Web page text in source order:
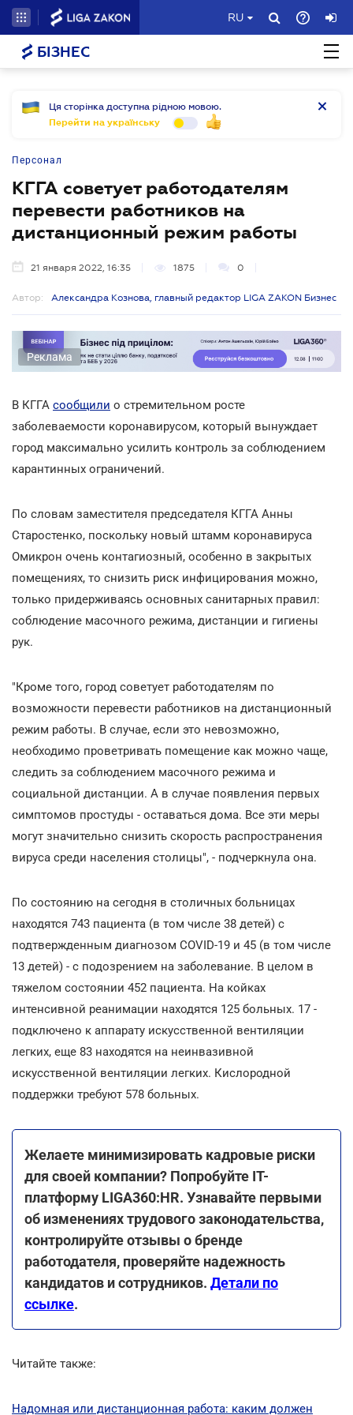
RU
БІЗНЕС
Ця сторінка доступна рідною мовою.
Перейти на українську
Персонал
КГГА советует работодателям
перевести работников на
дистанционный режим работы
21 января 2022, 16:35 1875 0
Автор: Александра Кознова, главный редактор LIGA ZAKON Бизнес
Реклама
В КГГА сообщили о стремительном росте
заболеваемости коронавирусом, который вынуждает
город максимально усилить контроль за соблюдением
карантинных ограничений.
По словам заместителя председателя КГГА Анны
Старостенко, поскольку новый штамм коронавируса
Омикрон очень контагиозный, особенно в закрытых
помещениях, то снизить риск инфицирования можно,
только придерживаясь основных санитарных правил:
соблюдение масочного режима, дистанции и гигиены
рук.
"Кроме того, город советует работодателям по
возможности перевести работников на дистанционный
режим работы. В случае, если это невозможно,
необходимо проветривать помещение как можно чаще,
следить за соблюдением масочного режима и
социальной дистанции. А в случае появления первых
симптомов простуды - оставаться дома. Все эти меры
могут значительно снизить скорость распространения
вируса среди населения столицы", - подчеркнула она.
По состоянию на сегодня в столичных больницах
находятся 743 пациента (в том числе 38 детей) с
подтвержденным диагнозом COVID-19 и 45 (в том числе
13 детей) - с подозрением на заболевание. В целом в
тяжелом состоянии 452 пациента. На койках
интенсивной реанимации находятся 125 больных. 17 -
подключено к аппарату искусственной вентиляции
легких, еще 83 находятся на неинвазивной
искусственной вентиляции легких. Кислородной
поддержки требуют 578 больных.
Желаете минимизировать кадровые риски
для своей компании? Попробуйте ІТ-
платформу LIGA360:HR. Узнавайте первыми
об изменениях трудового законодательства,
контролируйте отзывы о бренде
работодателя, проверяйте надежность
кандидатов и сотрудников. Детали по
ссылке.
Читайте также:
Надомная или дистанционная работа: каким должен